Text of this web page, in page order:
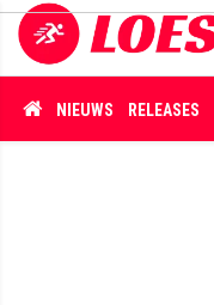
NIEUWS RELEASES